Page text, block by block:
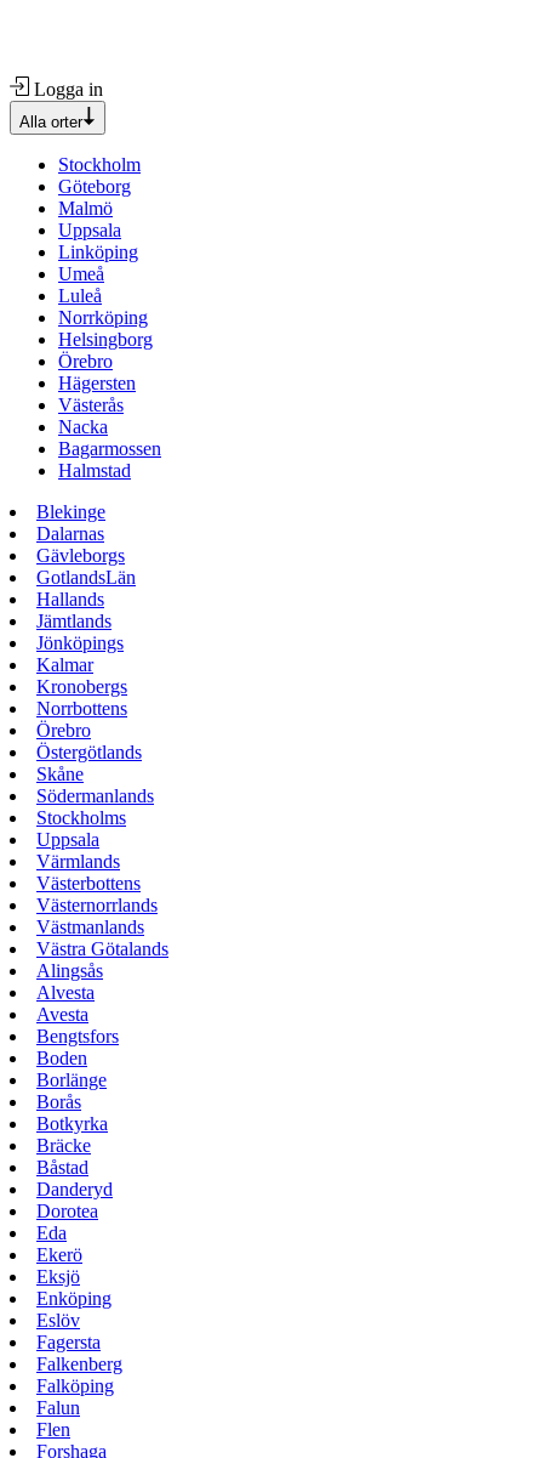
Logga in
Alla orter
Stockholm
Göteborg
Malmö
Uppsala
Linköping
Umeå
Luleå
Norrköping
Helsingborg
Örebro
Hägersten
Västerås
Nacka
Bagarmossen
Halmstad
Blekinge
Dalarnas
Gävleborgs
GotlandsLän
Hallands
Jämtlands
Jönköpings
Kalmar
Kronobergs
Norrbottens
Örebro
Östergötlands
Skåne
Södermanlands
Stockholms
Uppsala
Värmlands
Västerbottens
Västernorrlands
Västmanlands
Västra Götalands
Alingsås
Alvesta
Avesta
Bengtsfors
Boden
Borlänge
Borås
Botkyrka
Bräcke
Båstad
Danderyd
Dorotea
Eda
Ekerö
Eksjö
Enköping
Eslöv
Fagersta
Falkenberg
Falköping
Falun
Flen
Forshaga